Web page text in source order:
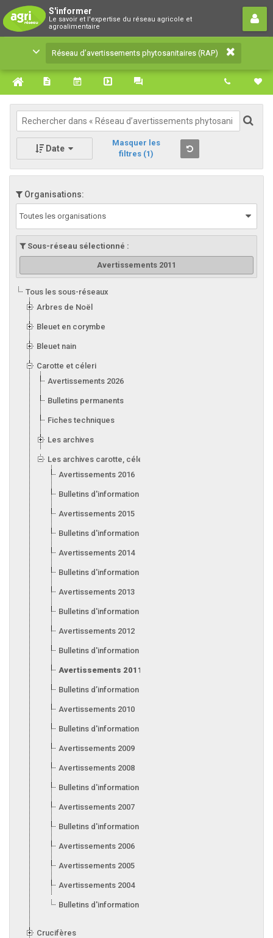
S'informer
Le savoir et l'expertise du réseau agricole et
agroalimentaire
Réseau d’avertissements
phytosanitaires (RAP)
Le savoir et l'expertise du réseau agricole et
agroalimentaire
Réseau d’avertissements phytosanitaires (RAP)
Date
Masquer les
filtres (1)
Organisations:
Toutes les organisations
Sous-réseau sélectionné :
Avertissements 2011
Tous les sous-réseaux
Arbres de Noël
Bleuet en corymbe
Bleuet nain
Carotte et céleri
Avertissements 2026
Bulletins permanents
Fiches techniques
Les archives
Les archives carotte, céleri, laitue, oignon, poireau et ail
Avertissements 2016
Bulletins d'information 2016
Avertissements 2015
Bulletins d'information 2015
Avertissements 2014
Bulletins d'information 2014
Avertissements 2013
Bulletins d'information 2013
Avertissements 2012
Bulletins d'information 2012
Avertissements 2011
Bulletins d’information 2011
Avertissements 2010
Bulletins d'information 2010
Avertissements 2009
Avertissements 2008
Bulletins d'information 2008
Avertissements 2007
Bulletins d'information 2007
Avertissements 2006
Avertissements 2005
Avertissements 2004
Bulletins d'information 2004
Crucifères